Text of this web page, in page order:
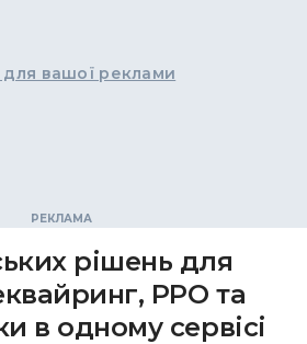
для вашої реклами
рішень для
РРО та
в одному сервісі